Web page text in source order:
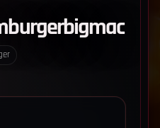
vorbehalten.